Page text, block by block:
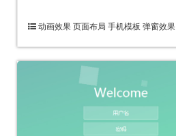
动画效果 页面布局 手机模板 弹窗效果